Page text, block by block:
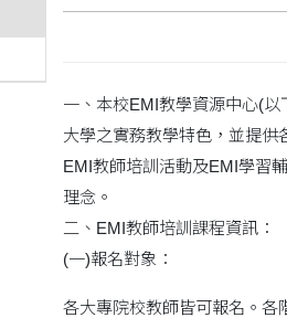
一、本校EMI教學資源中心(
大學之實務教學特色，並提供
EMI教師培訓活動及EMI學習
理念。
二、EMI教師培訓課程資訊：
(一)報名對象：
各大專院校教師皆可報名。各